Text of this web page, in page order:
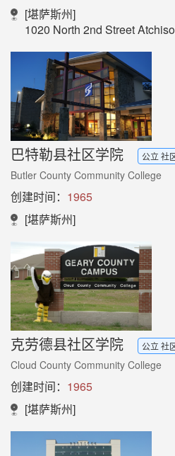
[堪萨斯州]
1020 North 2nd Street
巴特勒县社区学院 公立 社
Butler County Community College
创建时间： 1965
[堪萨斯州]
克劳德县社区学院 公立 社
Cloud County Community College
创建时间： 1965
[堪萨斯州]